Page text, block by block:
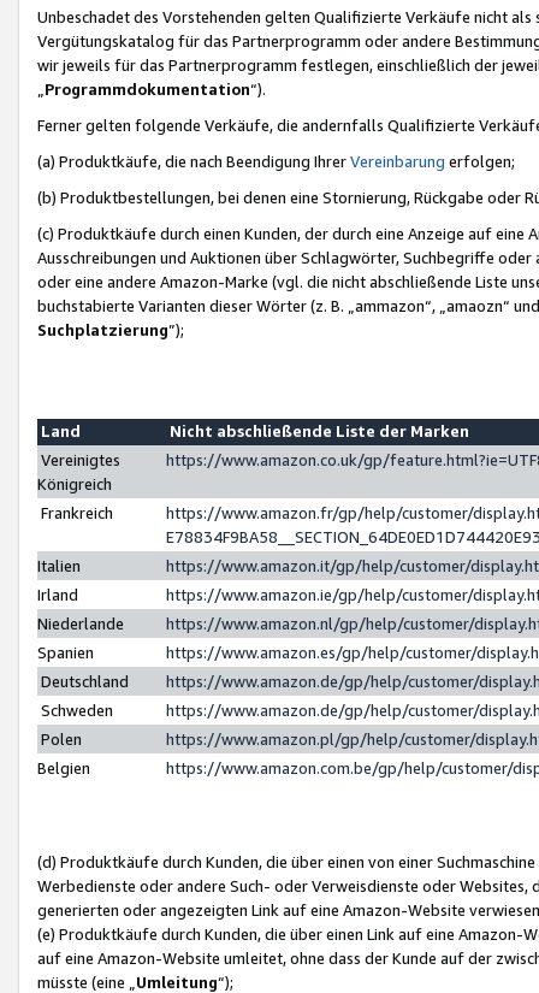
Unbeschadet des Vorstehenden gelten Qualifizierte Verkäufe nicht
Vergütungskatalog für das Partnerprogramm oder andere
wir jeweils für das Partnerprogramm festlegen, einschließlich der
Programmdokumentation“).
Ferner gelten folgende Verkäufe, die andernfalls Qualifizierte
(a) Produktkäufe, die nach Beendigung IhrerVereinbarung erfolgen;
(b) Produktbestellungen, bei denen eine Stornierung, Rückgabe oder
(c) Produktkäufe durch einen Kunden, der durch eine Anzeige auf
Ausschreibungen und Auktionen über Schlagwörter, Suchbegriffe
oder eine andere Amazon-Marke (vgl. die nicht abschließende Liste
buchstabierte Varianten dieser Wörter (z. B. „ammazon“, „amaozn“
Suchplatzierung”);
Land
Nicht abschließende Liste der Marken
Vereinigtes
Königreich
https://www.amazon.co.uk/gp/
Frankreich
https://www.amazon.fr/gp/help/customer/
Italien
https://www.amazon.it/gp/help/customer/
Irland
https://www.amazon.ie/gp/help/customer/
Niederlande
https://www.amazon.nl/gp/help/customer/
Spanien
https://www.amazon.es/gp/help/customer/
Deutschland
https://www.amazon.de/gp/help/customer/
Schweden
https://www.amazon.de/gp/help/customer/
Polen
https://www.amazon.pl/gp/help/customer/
Belgien
https://www.amazon.com.be/gp/help/customer/
(d) Produktkäufe durch Kunden, die über einen von einer
Werbedienste oder andere Such- oder Verweisdienste oder Websites,
generierten oder angezeigten Link auf eine Amazon-Website
(e) Produktkäufe durch Kunden, die über einen Link auf eine
auf eine Amazon-Website umleitet, ohne dass der Kunde auf der
müsste (eine „ Umleitung“);